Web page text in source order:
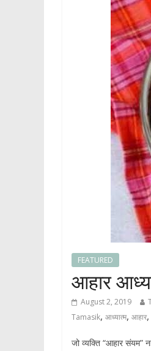
FEATURED
आहार
August 2, 2019
Tamasik, आध्यात्म, आहार,
जो व्यक्ति “आहार संयम”